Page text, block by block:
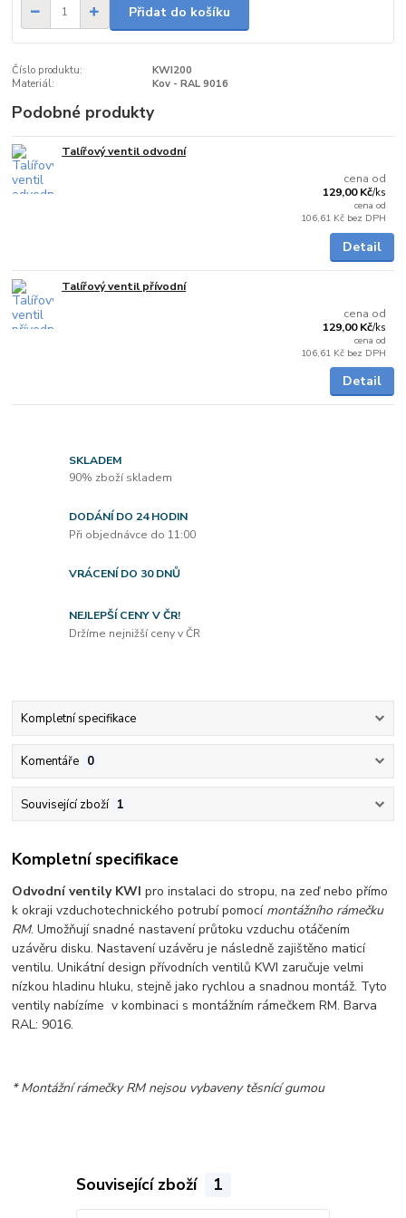
Přidat do košíku
Číslo produktu:
KWI200
Materiál:
Kov - RAL 9016
Podobné produkty
Talířový ventil odvodní
cena od
129,00 Kč/ks
cena od
106,61 Kč bez DPH
Detail
Talířový ventil přívodní
cena od
129,00 Kč/ks
cena od
106,61 Kč bez DPH
Detail
SKLADEM
90% zboží skladem
DODÁNÍ DO 24 HODIN
Při objednávce do 11:00
VRÁCENÍ DO 30 DNŮ
NEJLEPŠÍ CENY V ČR!
Držíme nejnižší ceny v ČR
Kompletní specifikace
Komentáře 0
Související zboží 1
Kompletní specifikace
Odvodní ventily KWIpro instalaci do stropu, na zeď nebo přímo
k okraji vzduchotechnického potrubí pomocí montážního rámečku
RM. Umožňují snadné nastavení průtoku vzduchu otáčením
uzávěru disku. Nastavení uzávěru je následně zajištěno maticí
ventilu. Unikátní design přívodních ventilů KWI zaručuje velmi
nízkou hladinu hluku, stejně jako rychlou a snadnou montáž. Tyto
ventily nabízíme v kombinaci s montážním rámečkem RM. Barva
RAL: 9016.
* Montážní rámečky RM nejsou vybaveny těsnící gumou
Související zboží 1